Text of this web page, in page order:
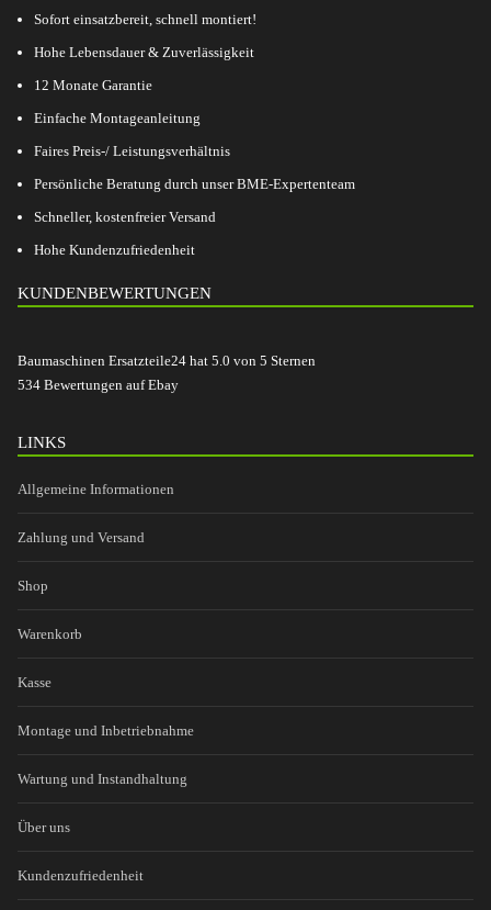
Sofort einsatzbereit, schnell montiert!
Hohe Lebensdauer & Zuverlässigkeit
12 Monate Garantie
Einfache Montageanleitung
Faires Preis-/ Leistungsverhältnis
Persönliche Beratung durch unser BME-Expertenteam
Schneller, kostenfreier Versand
Hohe Kundenzufriedenheit
KUNDENBEWERTUNGEN
Baumaschinen Ersatzteile24 hat 5.0 von 5 Sternen
534 Bewertungen auf Ebay
LINKS
Allgemeine Informationen
Zahlung und Versand
Shop
Warenkorb
Kasse
Montage und Inbetriebnahme
Wartung und Instandhaltung
Über uns
Kundenzufriedenheit